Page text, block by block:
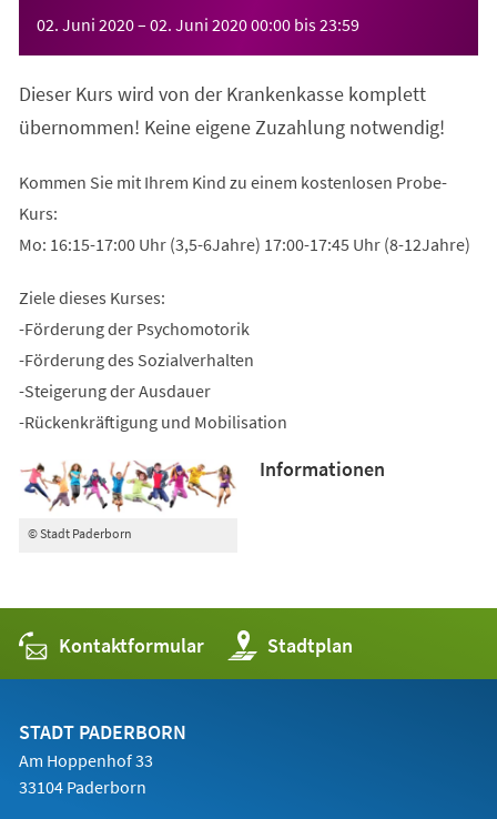
02. Juni 2020– 02. Juni 202000:00 bis23:59
Dieser Kurs wird von der Krankenkasse komplett
übernommen! Keine eigene Zuzahlung notwendig!
Kommen Sie mit Ihrem Kind zu einem kostenlosen Probe-
Kurs:
Mo: 16:15-17:00 Uhr (3,5-6Jahre) 17:00-17:45 Uhr (8-12Jahre)
Ziele dieses Kurses:
-Förderung der Psychomotorik
-Förderung des Sozialverhalten
-Steigerung der Ausdauer
-Rückenkräftigung und Mobilisation
© Stadt Paderborn
Informationen
Kontaktformular Stadtplan
(Öffnet
in
einem
STADT PADERBORN
Am Hoppenhof 33
33104 Paderborn